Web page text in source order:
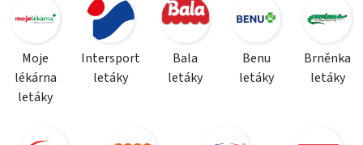
Moje
lékárna
letáky
Intersport
letáky
Bala
letáky
Benu
letáky
Brněnka
letáky